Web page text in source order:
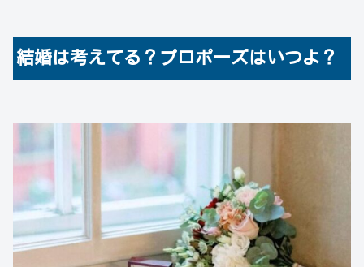
結婚は考えてる？プロポーズはいつよ？